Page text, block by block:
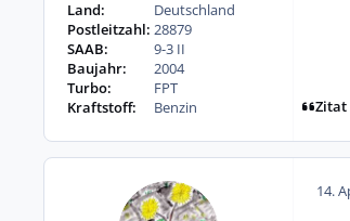
Land:
Deutschland
Postleitzahl: 28879
SAAB:
9-3 II
Baujahr:
2004
Turbo:
FPT
Kraftstoff:
Benzin Zitat
14.